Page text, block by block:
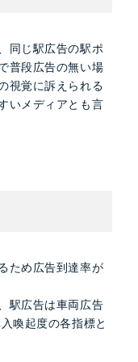
同じ駅広告の駅ポ
普段広告の無い場
視覚に訴えられる
いメディアとも言
ため広告到達率が
駅広告は車両広告
喚起度の各指標と